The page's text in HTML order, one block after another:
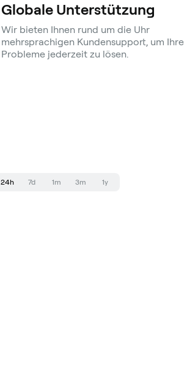
Globale Unterstützung
Wir bieten Ihnen rund um die Uhr
mehrsprachigen Kundensupport, um Ihre
Probleme jederzeit zu lösen.
24h 7d 1m 3m 1y